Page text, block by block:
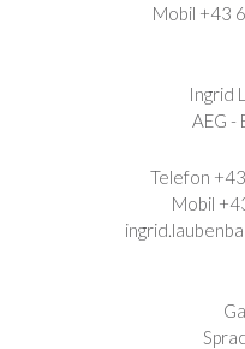
Mobil +43
Ingrid
AEG -
Telefon
Mobil